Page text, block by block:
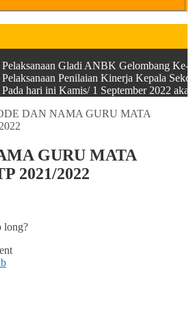
Pelaksanaan Gladi ANBK Gelombang Ke-
Pelaksanaan Penilaian Kinerja Kepala
Pada hari ini Kamis/ 1 September 2022
DAN NAMA GURU MATA
GURU MATA
2021/2022
long?